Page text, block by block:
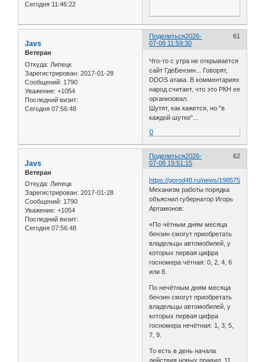
Сегодня 11:46:22
Поделиться 61
2026-
07-08 11:59:30
Javs
Ветеран
Откуда: Липецк
Зарегистрирован: 2017-01-28
Сообщений: 1790
Уважение: +1054
Последний визит:
Сегодня 07:56:48
Что-то с утра не открывается
сайт ГдеБензин... Говорят,
DDOS атака. В комментариях
народ считает, что это РКН ее
организовал.
Шутят, как кажется, но "в
каждой шутке"...
0
Поделиться 62
2026-
07-08 19:51:15
Javs
Ветеран
Откуда: Липецк
Зарегистрирован: 2017-01-28
Сообщений: 1790
Уважение: +1054
Последний визит:
Сегодня 07:56:48
https://gorod48.ru/news/1985751/
Механизм работы порядка
объяснил губернатор Игорь
Артамонов:
«По чётным дням месяца
бензин смогут приобретать
владельцы автомобилей, у
которых первая цифра
госномера чётная: 0, 2, 4, 6
или 8.
По нечётным дням месяца
бензин смогут приобретать
владельцы автомобилей, у
которых первая цифра
госномера нечётная: 1, 3, 5,
7, 9.
То есть в день начала
действия новых правил, 11